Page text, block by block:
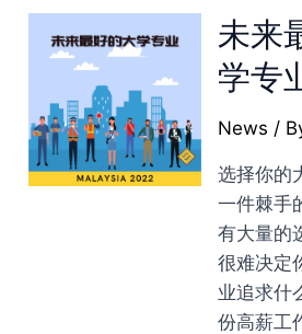
未来
学专
News /
选择你的
一件棘手
有大量的
很难决定
业追求什
份高薪工